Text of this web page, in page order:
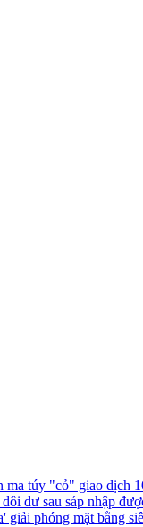
túy "cỏ" giao dịch
dư sau sáp nhập
giải phóng mặt bằng